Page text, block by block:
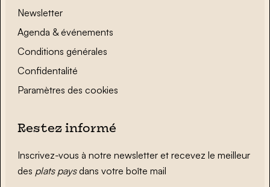
Newsletter
Agenda & événements
Conditions générales
Confidentalité
Paramètres des cookies
Restez informé
Inscrivez-vous à notre newsletter et recevez le meilleur
des plats paysdans votre boîte mail